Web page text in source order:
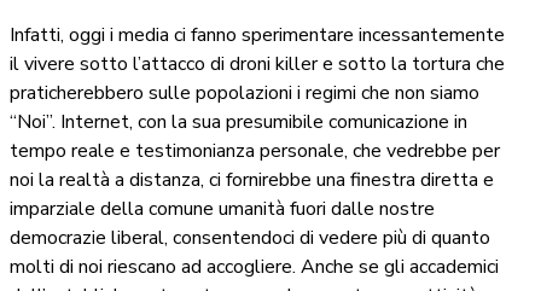
Infatti, oggi i media ci fanno sperimentare incessantemente
il vivere sotto l’attacco di droni killer e sotto la tortura che
praticherebbero sulle popolazioni i regimi che non siamo
“Noi”. Internet, con la sua presumibile comunicazione in
tempo reale e testimonianza personale, che vedrebbe per
noi la realtà a distanza, ci fornirebbe una finestra diretta e
imparziale della comune umanità fuori dalle nostre
democrazie liberal, consentendoci di vedere più di quanto
molti di noi riescano ad accogliere. Anche se gli accademici